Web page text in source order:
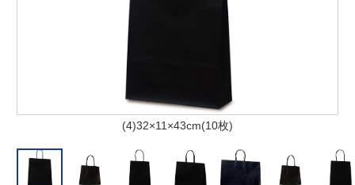
(4)32×11×43cm(10枚)